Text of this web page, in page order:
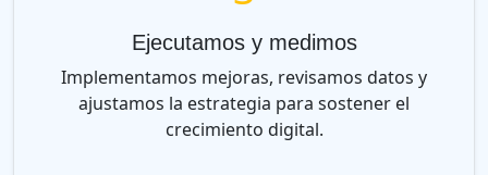
Ejecutamos y medimos
Implementamos mejoras, revisamos datos y
ajustamos la estrategia para sostener el
crecimiento digital.